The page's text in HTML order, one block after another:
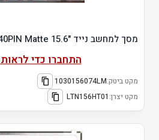
מסך למחשב נייד "15.6 LED 1920X1080 40PIN Matte
התחברו כדי
מקט ביטק:1030156074LM
מקט יצרן: LTN156HT01